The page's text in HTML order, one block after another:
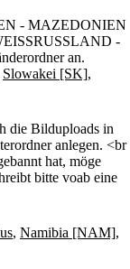
- MAZEDONIEN
-
an.
Slowakei [SK],
die Bilduploads in
anlegen. <br
hat, möge
bitte voab eine
, Namibia [NAM],